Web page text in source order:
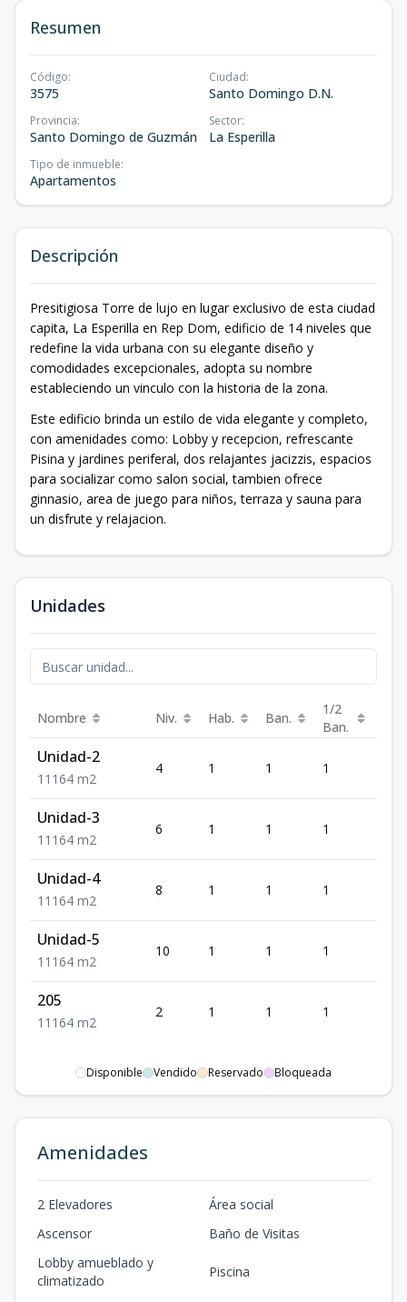
Resumen
Código:
3575
Ciudad:
Santo Domingo D.N.
Provincia:
Santo Domingo de Guzmán
Sector:
La Esperilla
Tipo de inmueble:
Apartamentos
Descripción
Presitigiosa Torre de lujo en lugar exclusivo de esta ciudad
capita, La Esperilla en Rep Dom, edificio de 14 niveles que
redefine la vida urbana con su elegante diseño y
comodidades excepcionales, adopta su nombre
estableciendo un vinculo con la historia de la zona.
Este edificio brinda un estilo de vida elegante y completo,
con amenidades como: Lobby y recepcion, refrescante
Pisina y jardines periferal, dos relajantes jacizzis, espacios
para socializar como salon social, tambien ofrece
ginnasio, area de juego para niños, terraza y sauna para
un disfrute y relajacion.
Unidades
Nombre Niv. Hab. Ban.
1/2
Ban.
Unidad-2
1 1 1 64 m2
4 1 1 1
Unidad-3
1 1 1 64 m2
6 1 1 1
Unidad-4
1 1 1 64 m2
8 1 1 1
Unidad-5
1 1 1 64 m2
10 1 1 1
205
1 1 1 64 m2
2 1 1 1
Disponible Vendido Reservado Bloqueada
Amenidades
2 Elevadores
Área social
Ascensor
Baño de Visitas
Lobby amueblado y
climatizado
Piscina